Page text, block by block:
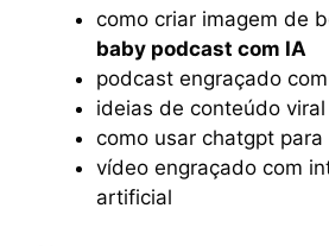
como criar imagem de
baby podcast com IA
podcast engraçado
ideias de conteúdo
como usar chatgpt
vídeo engraçado com
artificial